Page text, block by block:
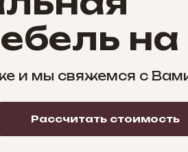
и мы свяжемся с
Рассчитать стоимость
на